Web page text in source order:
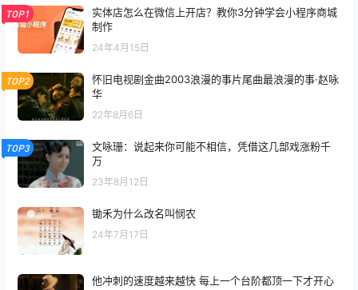
TOP1
实体店怎么在微信上开店？教你3分钟学会小程序商城
制作
24年4月15日
TOP2
怀旧电视剧金曲2003浪漫的事片尾曲最浪漫的事·赵咏
华
22年8月6日
TOP3
文咏珊：说起来你可能不相信，凭借这几部戏涨粉千
万
23年8月12日
锄禾为什么改名叫悯农
24年7月17日
他冲刺的速度越来越快 每上一个台阶都顶一下才开心